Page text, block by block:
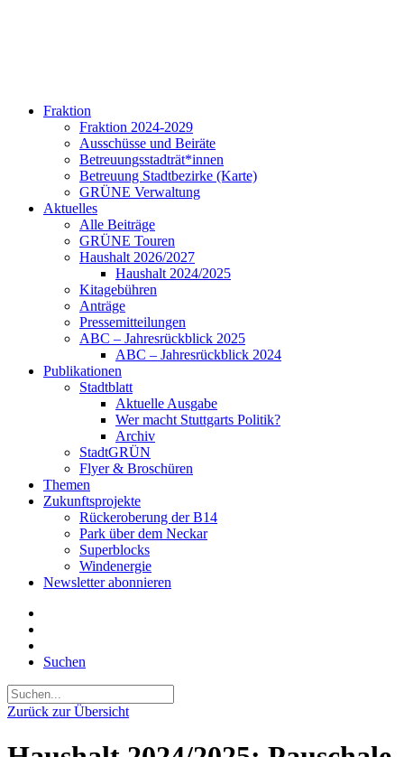
Fraktion
Fraktion 2024-2029
Ausschüsse und Beiräte
Betreuungsstadträt*innen
Betreuung Stadtbezirke (Karte)
GRÜNE Verwaltung
Aktuelles
Alle Beiträge
GRÜNE Touren
Haushalt 2026/2027
Haushalt 2024/2025
Kitagebühren
Anträge
Pressemitteilungen
ABC – Jahresrückblick 2025
ABC – Jahresrückblick 2024
Publikationen
Stadtblatt
Aktuelle Ausgabe
Wer macht Stuttgarts Politik?
Archiv
StadtGRÜN
Flyer & Broschüren
Themen
Zukunftsprojekte
Rückeroberung der B14
Park über dem Neckar
Superblocks
Windenergie
Newsletter abonnieren
Suchen
Zurück zur Übersicht